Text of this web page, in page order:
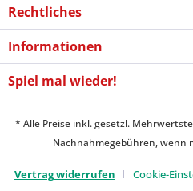
Rechtliches
Informationen
Spiel mal wieder!
* Alle Preise inkl. gesetzl.
Nachnahmegebühren, wenn
Vertrag widerrufen Cookie-